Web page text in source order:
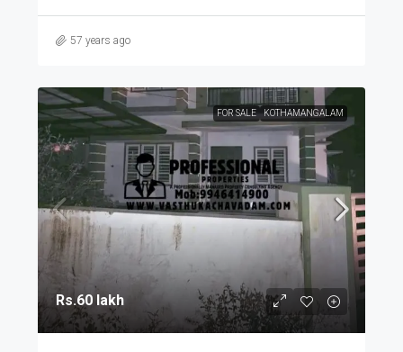
57 years ago
FOR SALE KOTHAMANGALAM
Rs.60 lakh